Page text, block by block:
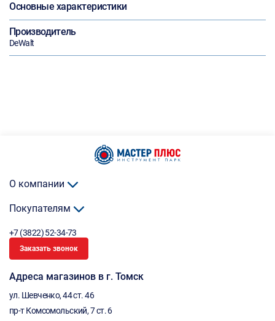
Основные характеристики
Производитель
DeWalt
О компании
Покупателям
+7 (3822) 52-34-73
Заказать звонок
Адреса магазинов в г. Томск
ул. Шевченко, 44 ст. 46
пр-т Комсомольский, 7 ст. 6